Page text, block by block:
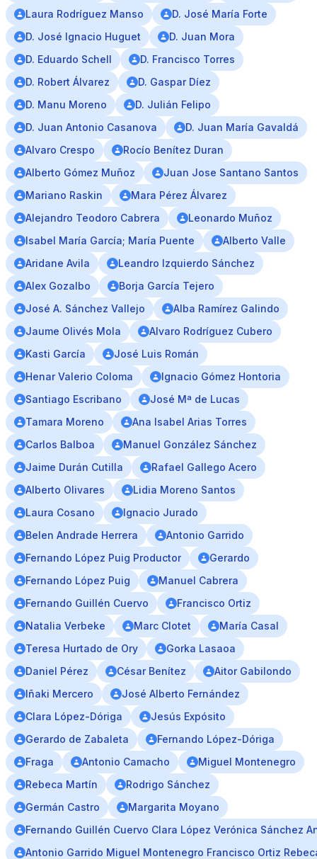
Laura Rodríguez Manso
D. José María Forte
D. José Ignacio Huguet
D. Juan Mora
D. Eduardo Schell
D. Francisco Torres
D. Robert Álvarez
D. Gaspar Díez
D. Manu Moreno
D. Julián Felipo
D. Juan Antonio Casanova
D. Juan María Gavaldá
Alvaro Crespo
Rocío Benítez Duran
Alberto Gómez Muñoz
Juan Jose Santano Santos
Mariano Raskin
Mara Pérez Álvarez
Alejandro Teodoro Cabrera
Leonardo Muñoz
Isabel María García; María Puente
Alberto Valle
Aridane Avila
Leandro Izquierdo Sánchez
Alex Gozalbo
Borja García Tejero
José A. Sánchez Vallejo
Alba Ramírez Galindo
Jaume Olivés Mola
Alvaro Rodríguez Cubero
Kasti García
José Luis Román
Henar Valerio Coloma
Ignacio Gómez Hontoria
Santiago Escribano
José Mª de Lucas
Tamara Moreno
Ana Isabel Arias Torres
Carlos Balboa
Manuel González Sánchez
Jaime Durán Cutilla
Rafael Gallego Acero
Alberto Olivares
Lidia Moreno Santos
Laura Cosano
Ignacio Jurado
Belen Andrade Herrera
Antonio Garrido
Fernando López Puig Productor
Gerardo
Fernando López Puig
Manuel Cabrera
Fernando Guillén Cuervo
Francisco Ortiz
Natalia Verbeke
Marc Clotet
María Casal
Teresa Hurtado de Ory
Gorka Lasaoa
Daniel Pérez
César Benítez
Aitor Gabilondo
Iñaki Mercero
José Alberto Fernández
Clara López-Dóriga
Jesús Expósito
Gerardo de Zabaleta
Fernando López-Dóriga
Fraga
Antonio Camacho
Miguel Montenegro
Rebeca Martín
Rodrigo Sánchez
Germán Castro
Margarita Moyano
Fernando Guillén Cuervo Clara López Verónica Sánchez
Antonio Garrido Miguel Montenegro Francisco Ortiz